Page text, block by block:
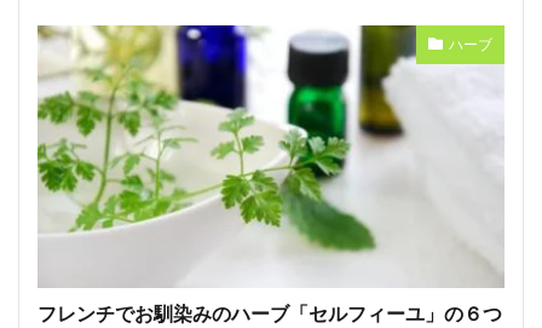
ハーブ
フレンチでお馴染みのハーブ「セルフィーユ」の６つ